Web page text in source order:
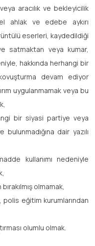
aracılık ve bekleyicilik
ahlak ve edebe aykırı
eserleri, kaydedildiği
satmaktan veya kumar,
hakkında herhangi bir
devam ediyor
uygulanmamak veya bu
bir siyasi partiye veya
dair yazılı
kullanımı nedeniyle
olmamak,
polis eğitim kurumlarından
olumlu olmak.